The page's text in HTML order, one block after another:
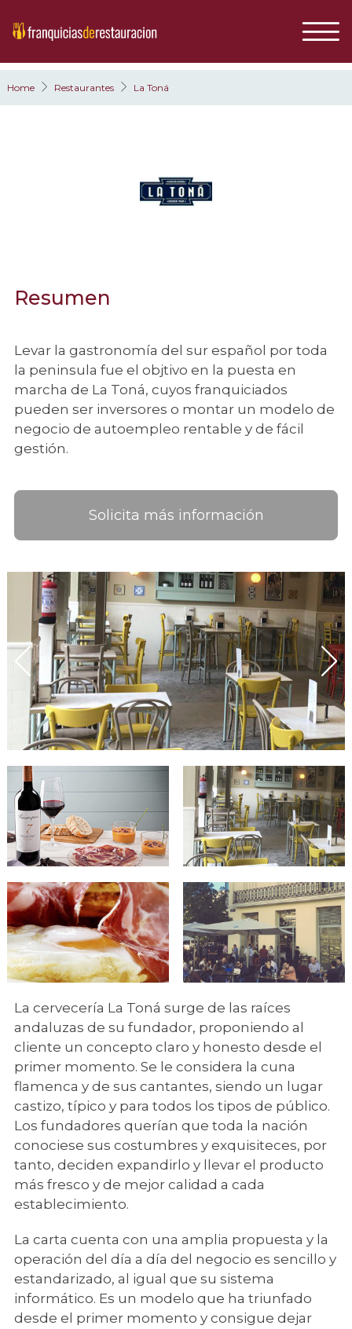
Home Restaurantes La Toná
Resumen
Levar la gastronomía del sur español por toda
la peninsula fue el objtivo en la puesta en
marcha de La Toná, cuyos franquiciados
pueden ser inversores o montar un modelo de
negocio de autoempleo rentable y de fácil
gestión.
Solicita más información
La cervecería La Toná surge de las raíces
andaluzas de su fundador, proponiendo al
cliente un concepto claro y honesto desde el
primer momento. Se le considera la cuna
flamenca y de sus cantantes, siendo un lugar
castizo, típico y para todos los tipos de público.
Los fundadores querían que toda la nación
conociese sus costumbres y exquisiteces, por
tanto, deciden expandirlo y llevar el producto
más fresco y de mejor calidad a cada
establecimiento.
La carta cuenta con una amplia propuesta y la
operación del día a día del negocio es sencillo y
estandarizado, al igual que su sistema
informático. Es un modelo que ha triunfado
desde el primer momento y consigue dejar